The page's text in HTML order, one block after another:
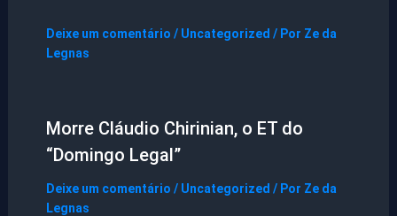
Deixe um comentário / Uncategorized / Por Ze da
Legnas
Morre Cláudio Chirinian, o ET do
“Domingo Legal”
Deixe um comentário / Uncategorized / Por Ze da
Legnas